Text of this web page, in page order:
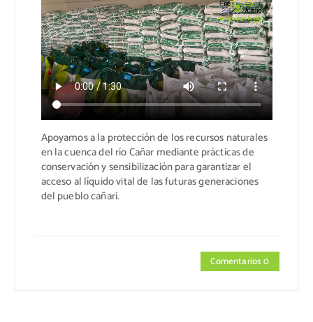
Apoyamos a la protección de los recursos naturales
en la cuenca del río Cañar mediante prácticas de
conservación y sensibilización para garantizar el
acceso al líquido vitalde las futuras generaciones
del pueblo cañari.
Comentarios 0